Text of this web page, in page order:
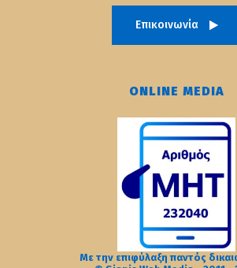
Επικοινωνία
ONLINE MEDIA
Με την επιφύλαξη παντός